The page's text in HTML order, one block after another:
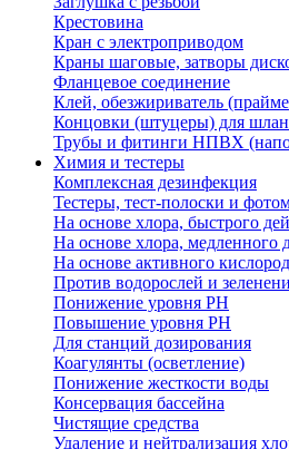
Крестовина
Кран с электроприводом
Краны шаговые, затворы
Фланцевое соединение
Клей, обезжириватель
Концовки (штуцеры) для
Трубы и фитинги НПВХ
Химия и тестеры
Комплексная дезинфекция
Тестеры, тест-полоски и
На основе хлора, быстрого
На основе хлора, медленного
На основе активного
Против водорослей и
Понижение уровня РН
Повышение уровня РН
Для станций дозирования
Коагулянты (осветление)
Понижение жесткости воды
Консервация бассейна
Чистящие средства
Удаление и нейтрализация